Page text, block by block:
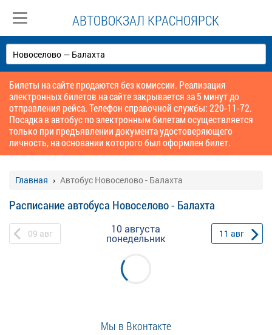
АВТОВОКЗАЛ КРАСНОЯРСК
Билеты на сайте продаются без комиссии. Реализация
электронных билетов на сайте закрывается за 5 минут до
отправления рейса. Телефон справочной службы: 220-11-72.
Посадка в автобус по электронным билетам осуществляется
только при предъявлении документа удостоверяющего
личность, на основании которого был оформлен билет.
Главная Автобус Новоселово - Балахта
Расписание автобуса Новоселово - Балахта
09 авг 10 августа
понедельник 11 авг
Мы в Вконтакте